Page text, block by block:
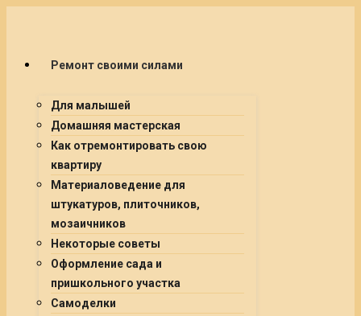
Ремонт своими силами
Для малышей
Домашняя мастерская
Как отремонтировать свою
квартиру
Материаловедение для
штукатуров, плиточников,
мозаичников
Некоторые советы
Оформление сада и
пришкольного участка
Самоделки